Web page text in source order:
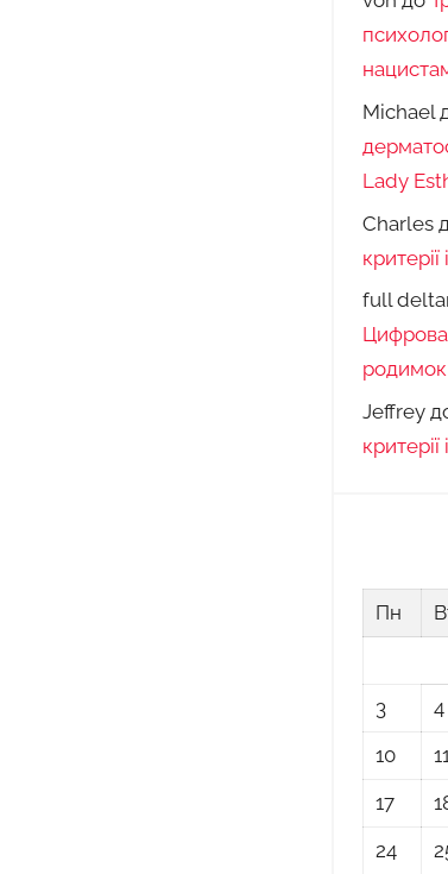
Michael
Lady
Charles
full
Цифрова
родимок
Jeffrey
Пн
3
4
10
11
17
24